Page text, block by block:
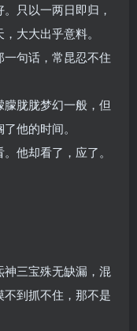
只以一两日即归，
大大出乎意料。
句话，常昆忍不住
胧胧梦幻一般，但
他的时间。
他却看了，应了。
三宝殊无缺漏，混
到抓不住，那不是